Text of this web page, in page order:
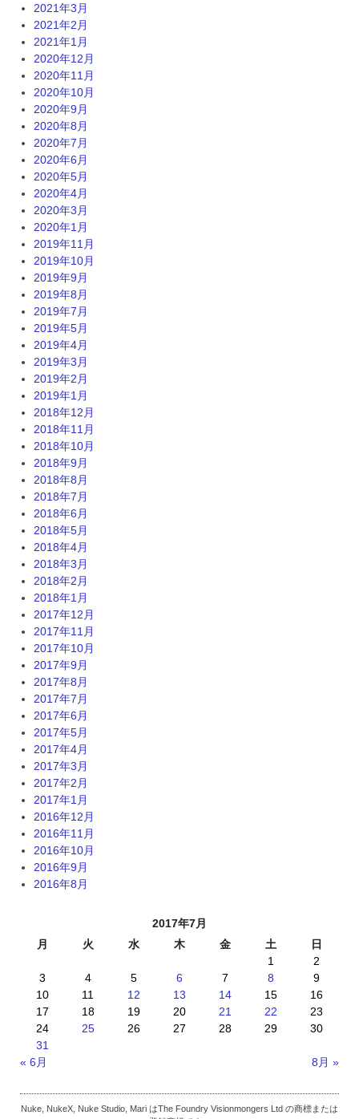
2021年3月
2021年2月
2021年1月
2020年12月
2020年11月
2020年10月
2020年9月
2020年8月
2020年7月
2020年6月
2020年5月
2020年4月
2020年3月
2020年1月
2019年11月
2019年10月
2019年9月
2019年8月
2019年7月
2019年5月
2019年4月
2019年3月
2019年2月
2019年1月
2018年12月
2018年11月
2018年10月
2018年9月
2018年8月
2018年7月
2018年6月
2018年5月
2018年4月
2018年3月
2018年2月
2018年1月
2017年12月
2017年11月
2017年10月
2017年9月
2017年8月
2017年7月
2017年6月
2017年5月
2017年4月
2017年3月
2017年2月
2017年1月
2016年12月
2016年11月
2016年10月
2016年9月
2016年8月
2017年7月
月
火 水 木 金 土 日
« 6月 8月 »
1
2
3
4 5 6 7 8
9
10
11 12 13 14 15
16
17
18 19 20 21 22
23
24
25 26 27 28 29
30
31
Nuke, NukeX, Nuke Studio, Mari はThe Foundry Visionmongers Ltd の商標または